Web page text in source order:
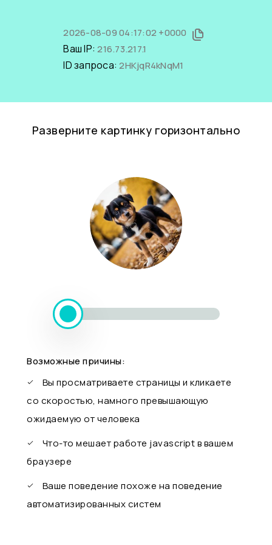
2026-08-09 04:17:02 +0000
Ваш IP:216.73.217.1
ID запроса:2HKjqR4kNqM1
Разверните картинку горизонтально
Возможные причины:
Вы просматриваете страницы и кликаете
со скоростью, намного превышающую
ожидаемую от человека
Что-то мешает работе javascript в вашем
браузере
Ваше поведение похоже на поведение
автоматизированных систем